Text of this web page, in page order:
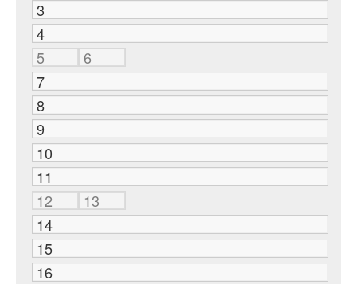
3
4
5
6
7
8
9
10
11
12
13
14
15
16